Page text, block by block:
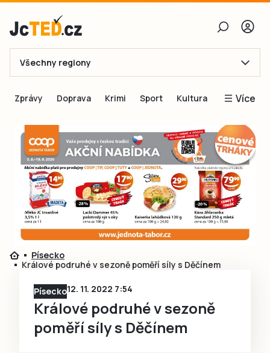
E-mail
Obnovit heslo
Přihlásit se
Přihlásit se přes Facebook
Ještě nemám účet, chci seRegistrovat
Všechny regiony
Zprávy Doprava Krimi Sport Kultura Více
Inspirace
Čtenáři píší
Speciální přílohy
Inzerce
Písecko
Králové podruhé v sezoně poměří síly s Děčínem
Písecko12. 11. 2022 7:54
Králové podruhé v sezoně
poměří síly s Děčínem